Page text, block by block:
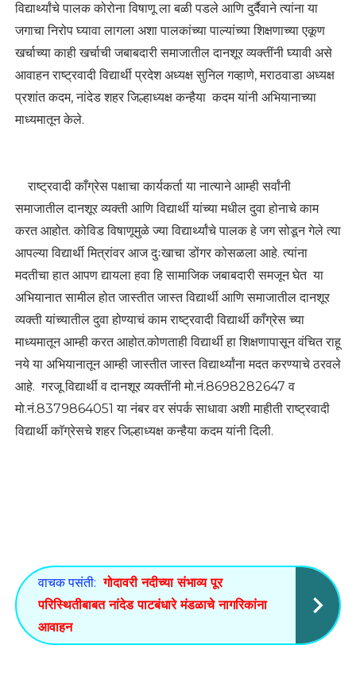
विद्यार्थ्यांचे पालक कोरोना विषाणू ला बळी पडले आणि दुर्दैवाने त्यांना या
जगाचा निरोप घ्यावा लागला अशा पालकांच्या पाल्यांच्या शिक्षणाच्या एकूण
खर्चाच्या काही खर्चाची जबाबदारी समाजातील दानशूर व्यक्तींनी घ्यावी असे
आवाहन राष्ट्रवादी विद्यार्थी प्रदेश अध्यक्ष सुनिल गव्हाणे, मराठवाडा अध्यक्ष
प्रशांत कदम, नांदेड शहर जिल्हाध्यक्ष कन्हैया कदम यांनी अभियानाच्या
माध्यमातून केले.
राष्ट्रवादी काँग्रेस पक्षाचा कार्यकर्ता या नात्याने आम्ही सर्वांनी
समाजातील दानशूर व्यक्ती आणि विद्यार्थी यांच्या मधील दुवा होनाचे काम
करत आहोत. कोविड विषाणूमुळे ज्या विद्यार्थ्यांचे पालक हे जग सोडून गेले त्या
आपल्या विद्यार्थी मित्रांवर आज दुःखाचा डोंगर कोसळला आहे. त्यांना
मदतीचा हात आपण द्यायला हवा हि सामाजिक जबाबदारी समजून घेत या
अभियानात सामील होत जास्तीत जास्त विद्यार्थी आणि समाजातील दानशूर
व्यक्ती यांच्यातील दुवा होण्याचं काम राष्ट्रवादी विद्यार्थी काँग्रेस च्या
माध्यमातून आम्ही करत आहोत.कोणताही विद्यार्थी हा शिक्षणापासून वंचित राहू
नये या अभियानातून आम्ही जास्तीत जास्त विद्यार्थ्यांना मदत करण्याचे ठरवले
आहे. गरजू विद्यार्थी व दानशूर व्यक्तींनी मो.नं.8698282647 व
मो.नं.8379864051 या नंबर वर संपर्क साधावा अशी माहीती राष्ट्रवादी
विद्यार्थी काॅग्रेसचे शहर जिल्हाध्यक्ष कन्हैया कदम यांनी दिली.
वाचक पसंती: गोदावरी नदीच्या संभाव्य पूर
परिस्थितीबाबत नांदेड पाटबंधारे मंडळाचे नागरिकांना
आवाहन